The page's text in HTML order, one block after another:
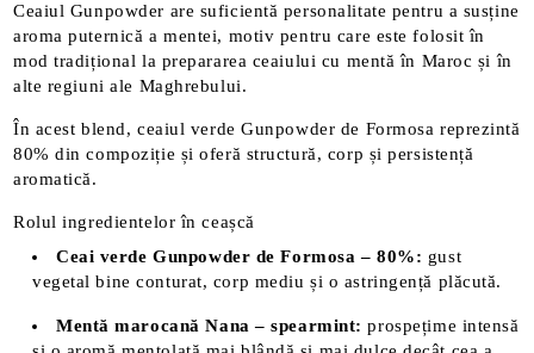
Ceaiul Gunpowder are suficientă personalitate pentru a susține
aroma puternică a mentei, motiv pentru care este folosit în
mod tradițional la prepararea ceaiului cu mentă în Maroc și în
alte regiuni ale Maghrebului.
În acest blend, ceaiul verde Gunpowder de Formosa reprezintă
80% din compoziție și oferă structură, corp și persistență
aromatică.
Rolul ingredientelor în ceașcă
Ceai verde Gunpowder de Formosa – 80%: gust
vegetal bine conturat, corp mediu și o astringență plăcută.
Mentă marocană Nana – spearmint: prospețime intensă